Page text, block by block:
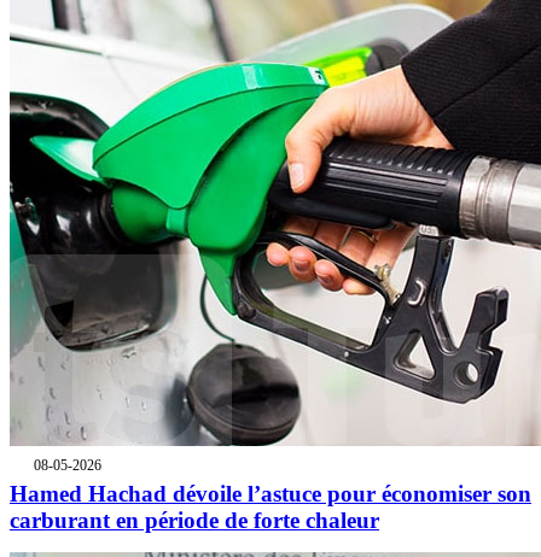
08-05-2026
Hamed Hachad dévoile l’astuce pour économiser son
carburant en période de forte chaleur